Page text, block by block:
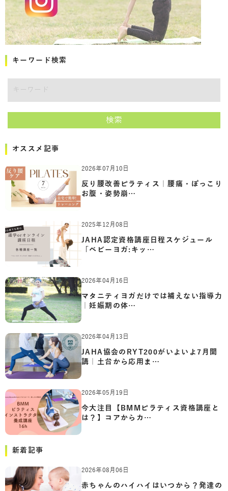
キーワード検索
検索
オススメ記事
2026年07月10日
反り腰改善ピラティス｜腰痛・ぽっこり
お腹・姿勢崩…
2025年12月08日
JAHA認定資格講座日程スケジュール
「ベビーヨガ:キッ…
2026年04月16日
マタニティヨガだけでは補えない指導力
｜妊娠期の体…
2026年04月13日
JAHA協会のRYT200がいよいよ7月開
講｜土台から応用ま…
2026年05月19日
今大注目【BMMピラティス資格講座と
は？】コアからカ…
新着記事
2026年08月06日
赤ちゃんのハイハイはいつから？発達の